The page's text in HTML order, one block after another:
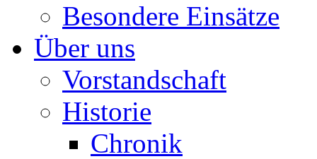
Besondere Einsätze
Über uns
Vorstandschaft
Historie
Chronik